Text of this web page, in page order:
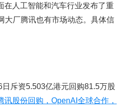
在人工智能和汽车行业发布了重
大厂腾讯也有市场动态。具体信
斥资5.503亿港元回购81.5万股
讯股份回购，OpenAI全球合作，